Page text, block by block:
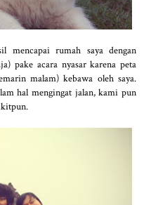
mencapai rumah saya dengan
pake acara nyasar karena peta
malam) kebawa oleh saya.
hal mengingat jalan, kami pun